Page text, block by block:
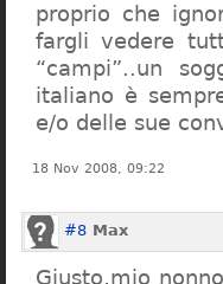
proprio che
fargli vedere
“campi”..un
italiano è
e/o delle sue
18 Nov 2008, 09:22
#8 Max
Giusto,mio